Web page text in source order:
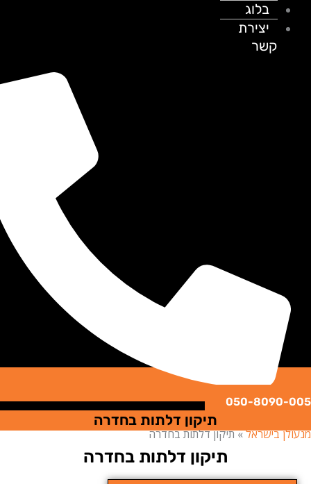
בלוג
יצירת
קשר
050-
תיקון דלתות בחדרה
בישראל»תיקון דלתות בחדרה
תיקון דלתות בחדרה